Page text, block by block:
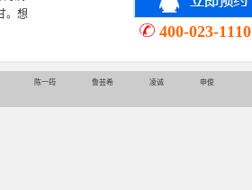
超过
400-023-1110
陈一筠 鲁芸希 凌诚 申俊